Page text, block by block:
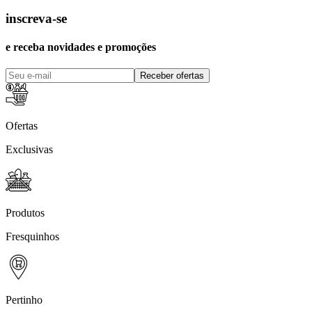
inscreva-se
e receba novidades e promoções
Receber ofertas
Ofertas
Exclusivas
Produtos
Fresquinhos
Pertinho